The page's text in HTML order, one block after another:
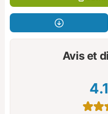
Avis et
4.1